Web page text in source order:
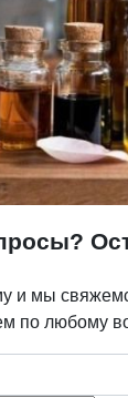
и мы
по любому